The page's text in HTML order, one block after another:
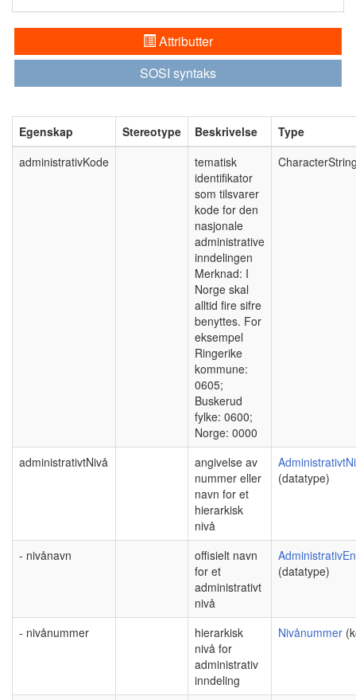
Attributter
SOSI syntaks
Egenskap Stereotype Beskrivelse
Type
administrativKode
tematisk
identifikator
som tilsvarer
kode for den
nasjonale
administrative
inndelingen
Merknad: I
Norge skal
alltid fire sifre
benyttes. For
eksempel
Ringerike
kommune:
0605;
Buskerud
fylke: 0600;
Norge: 0000
administrativtNivå
angivelse av
nummer eller
navn for et
hierarkisk
nivå
(datatype)
- nivånavn
offisielt navn
for et
administrativt
nivå
(datatype)
- nivånummer
hierarkisk
nivå for
administrativ
inndeling
Nivånummer